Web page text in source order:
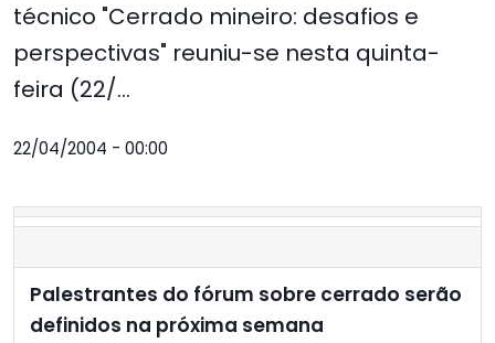
técnico "Cerrado mineiro: desafios e
perspectivas" reuniu-se nesta quinta-
feira (22/...
22/04/2004 - 00:00
Palestrantes do fórum sobre cerrado serão
definidos na próxima semana